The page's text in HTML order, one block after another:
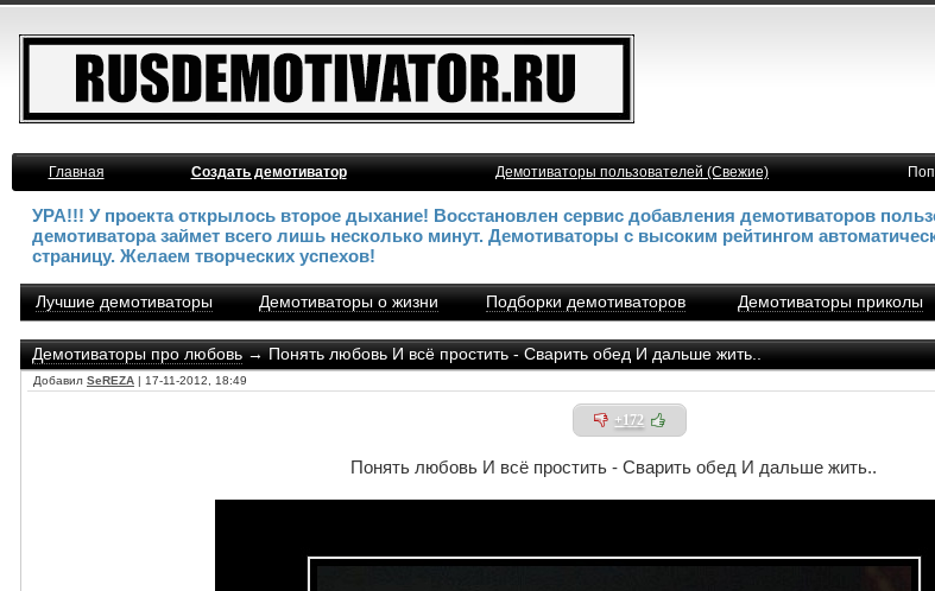
Главная
Создать демотиватор Демотиваторы пользователей (Свежие)
УРА!!! У проекта открылось второе дыхание! Восстановлен сервис добавления демотиваторов
демотиватора займет всего лишь несколько минут. Демотиваторы с высоким рейтингом
страницу. Желаем творческих успехов!
Лучшие демотиваторы Демотиваторы о жизни Подборки демотиваторов Демотиваторы приколы
Демотиваторы про любовь→ Понять любовь И всё простить - Сварить обед И дальше жить..
Добавил SeREZA | 17-11-2012, 18:49
+172
Понять любовь И всё простить - Сварить обед И дальше жить..